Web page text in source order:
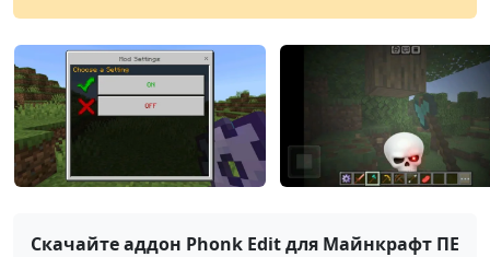
Скачайте аддон Phonk Edit для Майнкрафт ПЕ